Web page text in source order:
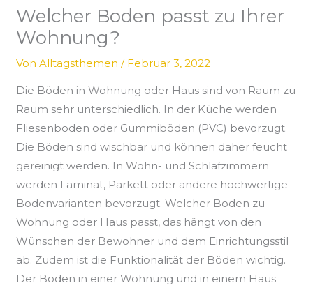
Welcher Boden passt zu Ihrer
Wohnung?
VonAlltagsthemen/ Februar 3, 2022
Die Böden in Wohnung oder Haus sind von Raum zu
Raum sehr unterschiedlich. In der Küche werden
Fliesenboden oder Gummiböden (PVC) bevorzugt.
Die Böden sind wischbar und können daher feucht
gereinigt werden. In Wohn- und Schlafzimmern
werden Laminat, Parkett oder andere hochwertige
Bodenvarianten bevorzugt. Welcher Boden zu
Wohnung oder Haus passt, das hängt von den
Wünschen der Bewohner und dem Einrichtungsstil
ab. Zudem ist die Funktionalität der Böden wichtig.
Der Boden in einer Wohnung und in einem Haus